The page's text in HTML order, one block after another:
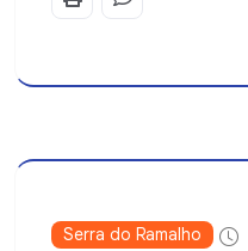
Serra do Ramalho